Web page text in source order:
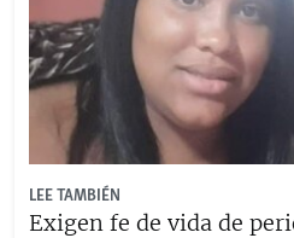
LEE TAMBIÉN
Exigen fe de vida de